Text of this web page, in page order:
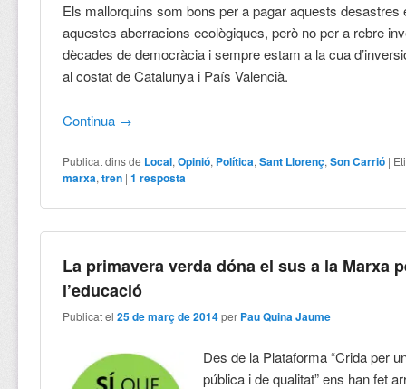
Els mallorquins som bons per a pagar aquests desastres
aquestes aberracions ecològiques, però no per a rebre
dècades de democràcia i sempre estam a lacua
al costat de Catalunya i País Valencià.
Continua →
Publicat dins de Local,Opinió, Política,Sant Llorenç,Son Carrió |
marxa,tren |1 resposta
La primavera verda dóna el sus a la Marxa
l’educació
Publicat el25 de març de 2014 per Pau Quina Jaume
Des de la Plataforma “Crida per
pública i de qualitat” ens han fet